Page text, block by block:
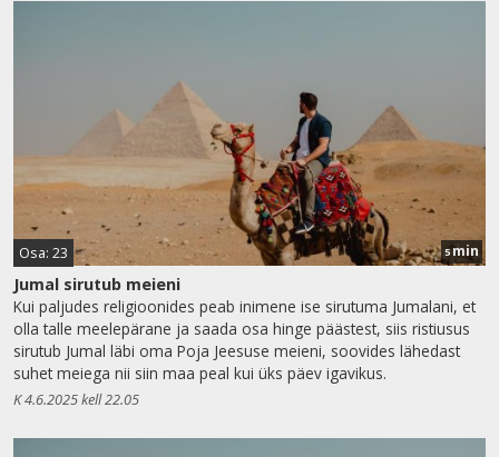
Osa: 23 5min
Jumal sirutub meieni
Kui paljudes religioonides peab inimene ise sirutuma Jumalani, et
olla talle meelepärane ja saada osa hinge päästest, siis ristiusus
sirutub Jumal läbi oma Poja Jeesuse meieni, soovides lähedast
suhet meiega nii siin maa peal kui üks päev igavikus.
K 4.6.2025 kell 22.05